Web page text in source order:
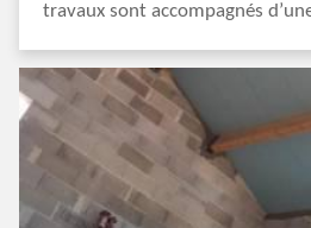
travaux sont accompagnés